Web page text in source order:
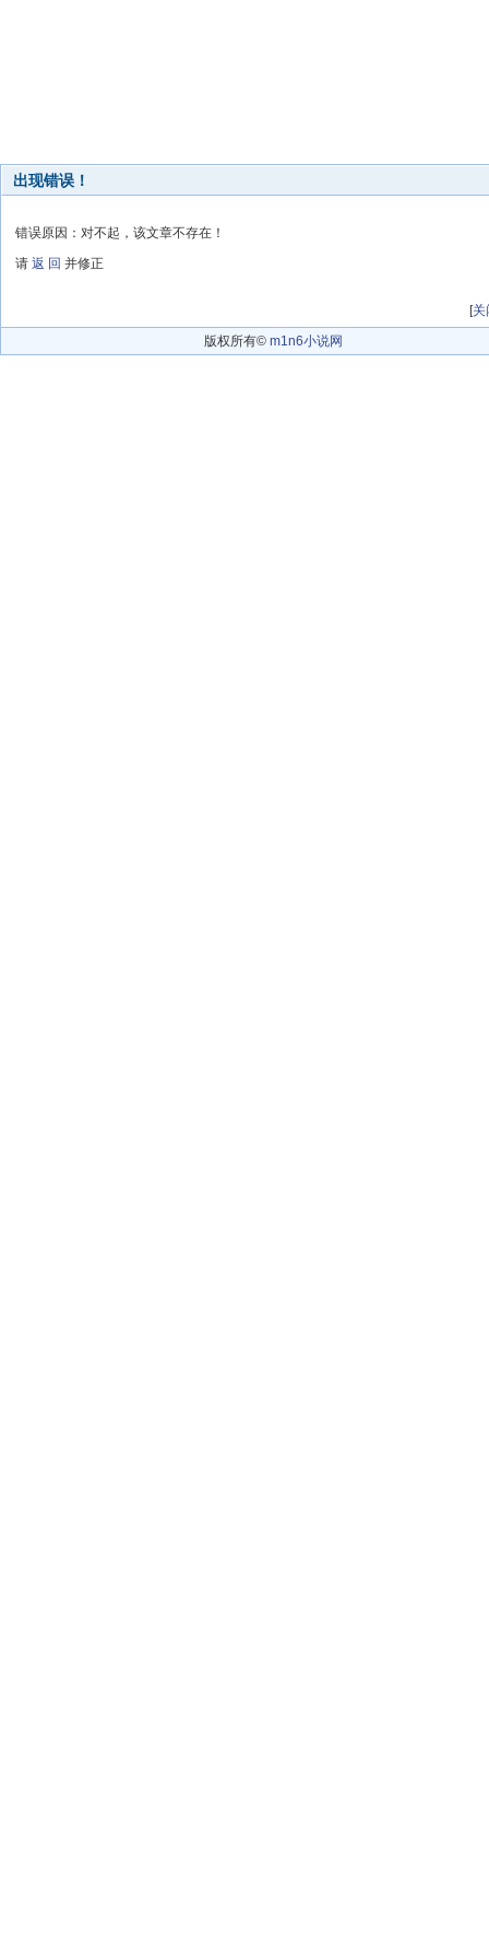
出现错误！
错误原因：对不起，该文章不存在！
请 返 回 并修正
[关
版权所有© m1n6小说网